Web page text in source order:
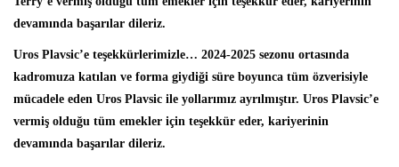
devamında başarılar dileriz.
Uros Plavsic’e teşekkürlerimizle… 2024-2025 sezonu ortasında
kadromuza katılan ve forma giydiği süre boyunca tüm özverisiyle
mücadele eden Uros Plavsic ile yollarımız ayrılmıştır. Uros Plavsic’e
vermiş olduğu tüm emekler için teşekkür eder, kariyerinin
devamında başarılar dileriz.